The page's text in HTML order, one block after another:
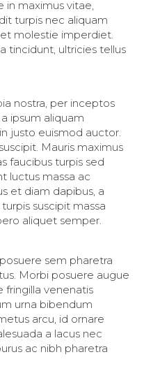
in maximus vitae,
turpis nec aliquam
molestie imperdiet.
tincidunt, ultricies tellus
nostra, per inceptos
ipsum aliquam
justo euismod auctor.
Mauris maximus
faucibus turpis sed
luctus massa ac
et diam dapibus, a
suscipit massa
aliquet semper.
sem pharetra
Morbi posuere augue
fringilla venenatis
urna bibendum
arcu, id ornare
a lacus nec
ac nibh pharetra